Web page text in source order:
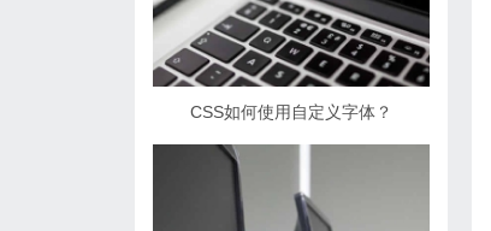
CSS如何使用自定义字体？